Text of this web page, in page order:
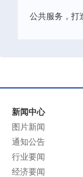
公共服务，打
新闻中心
图片新闻
通知公告
行业要闻
经济要闻